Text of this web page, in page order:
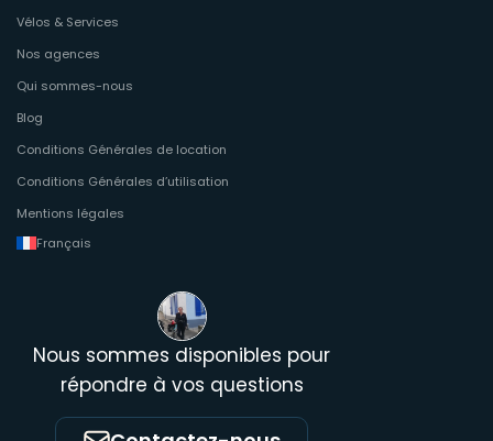
Vélos & Services
Nos agences
Qui sommes-nous
Blog
Conditions Générales de location
Conditions Générales d’utilisation
Mentions légales
Français
Nous sommes disponibles pour
répondre à vos questions